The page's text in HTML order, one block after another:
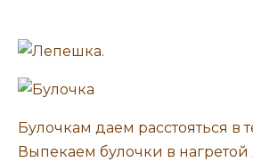
Булочкам даем расстояться в
Выпекаем булочки в нагретой